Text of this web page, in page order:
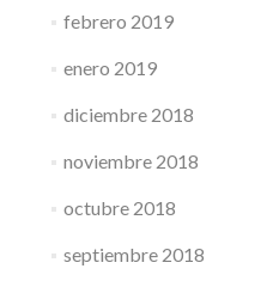
febrero 2019
enero 2019
diciembre 2018
noviembre 2018
octubre 2018
septiembre 2018